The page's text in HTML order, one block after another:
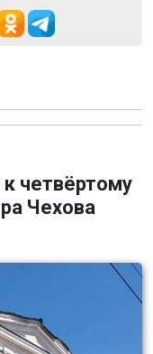
к четвёртому
Чехова